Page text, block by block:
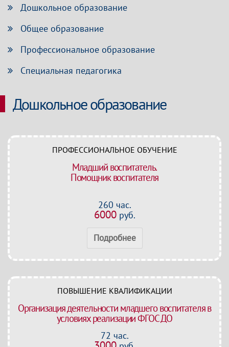
Дошкольное образование
Общее образование
Профессиональное образование
Специальная педагогика
Дошкольное образование
ПРОФЕССИОНАЛЬНОЕ ОБУЧЕНИЕ
Младший воспитатель.
Помощник воспитателя
260 час.
6000руб.
Подробнее
ПОВЫШЕНИЕ КВАЛИФИКАЦИИ
Организация деятельности младшего воспитателя в
условиях реализации ФГОС ДО
72 час.